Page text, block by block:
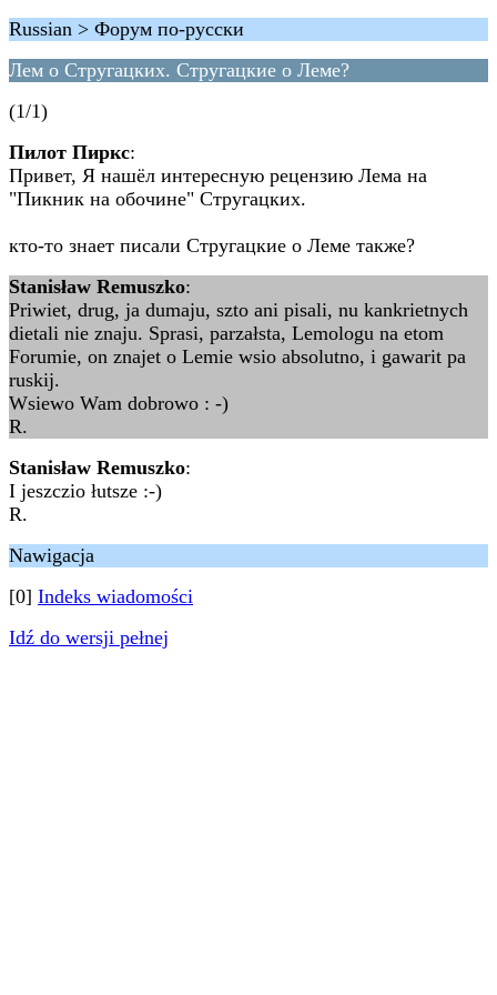
Russian > Форум по-русски
Лем о Стругацких. Стругацкие о Леме?
(1/1)
Пилот Пиркс:
Привет, Я нашёл интересную рецензию Лема на
"Пикник на обочине" Стругацких.
кто-то знает писали Стругацкие о Леме также?
Stanisław Remuszko:
Priwiet, drug, ja dumaju, szto ani pisali, nu kankrietnych
dietali nie znaju. Sprasi, parzałsta, Lemologu na etom
Forumie, on znajet o Lemie wsio absolutno, i gawarit pa
ruskij.
Wsiewo Wam dobrowo : -)
R.
Stanisław Remuszko:
I jeszczio łutsze :-)
R.
Nawigacja
[0] Indeks wiadomości
Idź do wersji pełnej